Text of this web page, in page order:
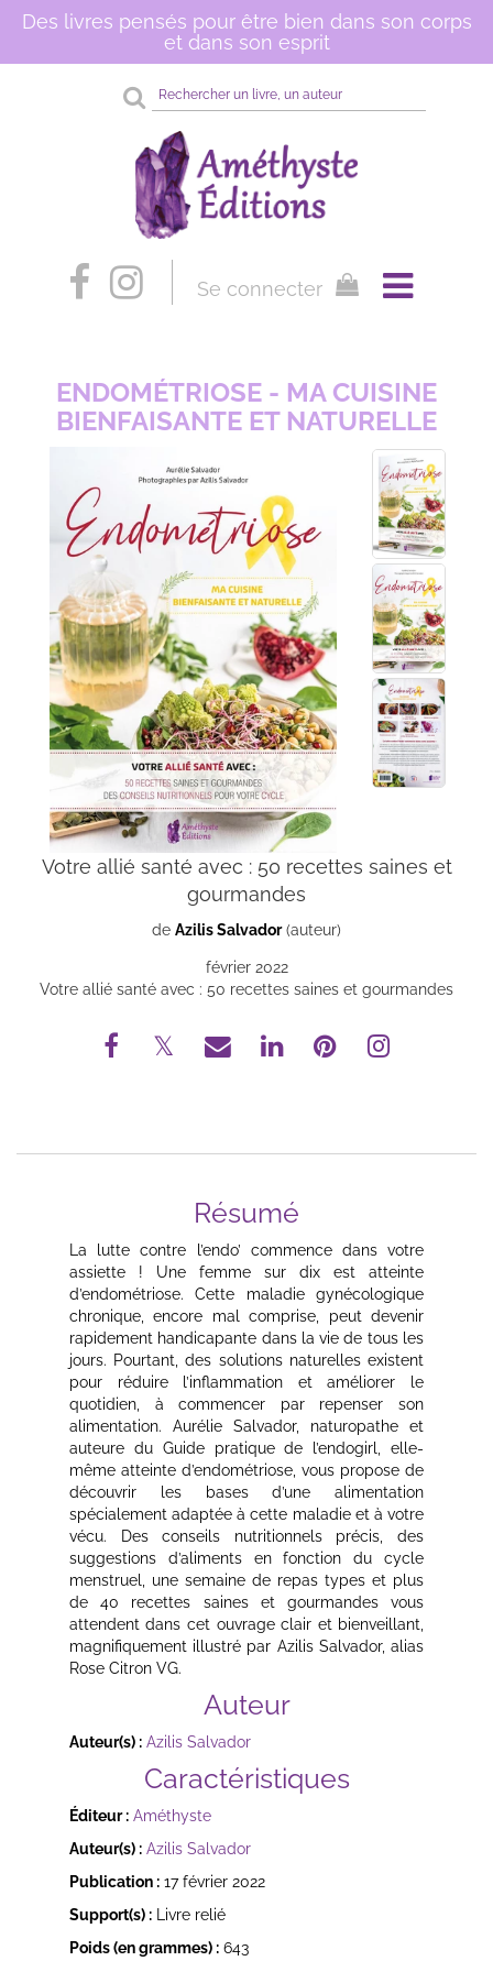
Des livres pensés pour être bien dans son corps
et dans son esprit
Rechercher
sur
site
Se connecter
ENDOMÉTRIOSE - MA CUISINE
BIENFAISANTE ET NATURELLE
Votre allié santé avec : 50 recettes saines et
gourmandes
de Azilis Salvador(auteur)
février 2022
Votre allié santé avec : 50 recettes saines et gourmandes
Résumé
La lutte contre l’endo’ commence dans votre
assiette ! Une femme sur dix est atteinte
d’endométriose. Cette maladie gynécologique
chronique, encore mal comprise, peut devenir
rapidement handicapante dans la vie de tous les
jours. Pourtant, des solutions naturelles existent
pour réduire l’inflammation et améliorer le
quotidien, à commencer par repenser son
alimentation. Aurélie Salvador, naturopathe et
auteure du Guide pratique de l’endogirl, elle-
même atteinte d’endométriose, vous propose de
découvrir les bases d’une alimentation
spécialement adaptée à cette maladie et à votre
vécu. Des conseils nutritionnels précis, des
suggestions d’aliments en fonction du cycle
menstruel, une semaine de repas types et plus
de 40 recettes saines et gourmandes vous
attendent dans cet ouvrage clair et bienveillant,
magnifiquement illustré par Azilis Salvador, alias
Rose Citron VG.
Auteur
Auteur(s) : Azilis Salvador
Caractéristiques
Éditeur : Améthyste
Auteur(s) : Azilis Salvador
Publication :17 février 2022
Support(s) :Livre relié
Poids (en grammes) :643